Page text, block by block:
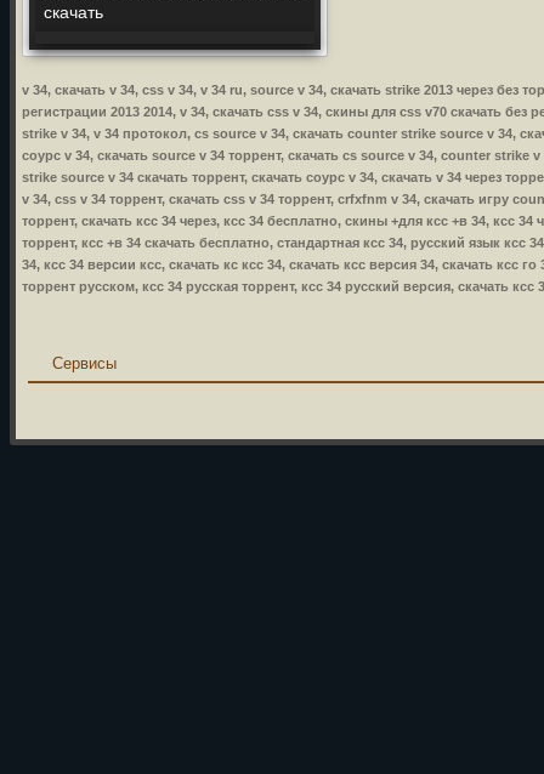
скачать
v 34, скачать v 34, css v 34, v 34 ru, source v 34, скачать strike 2013 через без
регистрации 2013 2014, v 34, скачать css v 34, скины для css v70 скачать без
strike v 34, v 34 протокол, cs source v 34, скачать counter strike source v 34,
соурс v 34, скачать source v 34 торрент, скачать cs source v 34, counter
strike source v 34 скачать торрент, скачать соурс v 34, скачать v 34 через
v 34, css v 34 торрент, скачать css v 34 торрент, crfxfnm v 34, скачать игру
торрент, скачать ксс 34 через, ксс 34 бесплатно, скины +для ксс +в 34, ксс
торрент, ксс +в 34 скачать бесплатно, стандартная ксс 34, русский язык
34, ксс 34 версии ксс, скачать кс ксс 34, скачать ксс версия 34, скачать ксс
торрент русском, ксс 34 русская торрент, ксс 34 русский версия, скачать
Сервисы